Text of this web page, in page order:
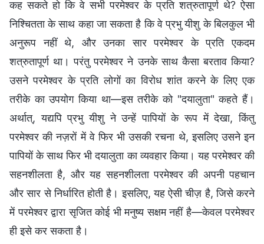
कह सकते हो कि वे सभी परमेश्वर के प्रति शत्रुतापूर्ण थे? ऐसा
निश्चितता के साथ कहा जा सकता है कि वे प्रभु यीशु के बिलकुल भी
अनुरूप नहीं थे, और उनका सार परमेश्वर के प्रति एकदम
शत्रुतापूर्ण था। परंतु परमेश्वर ने उनके साथ कैसा बरताव किया?
उसने परमेश्वर के प्रति लोगों का विरोध शांत करने के लिए एक
तरीके का उपयोग किया था—इस तरीके को "दयालुता" कहते हैं।
अर्थात्, यद्यपि प्रभु यीशु ने उन्हें पापियों के रूप में देखा, किंतु
परमेश्वर की नज़रों में वे फिर भी उसकी रचना थे, इसलिए उसने इन
पापियों के साथ फिर भी दयालुता का व्यवहार किया। यह परमेश्वर की
सहनशीलता है, और यह सहनशीलता परमेश्वर की अपनी पहचान
और सार से निर्धारित होती है। इसलिए, यह ऐसी चीज़ है, जिसे करने
में परमेश्वर द्वारा सृजित कोई भी मनुष्य सक्षम नहीं है—केवल परमेश्वर
ही इसे कर सकता है।